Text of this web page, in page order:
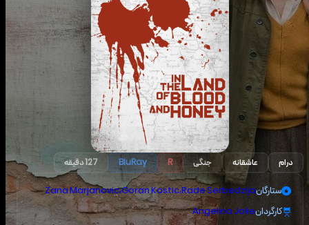
درام عاشقانه جنگی R
BluRay 127 دقیقه
ستارگان Zana Marjanovic،Goran Kostic،Rade Serbedzija
کارگردانAngelina Jolie